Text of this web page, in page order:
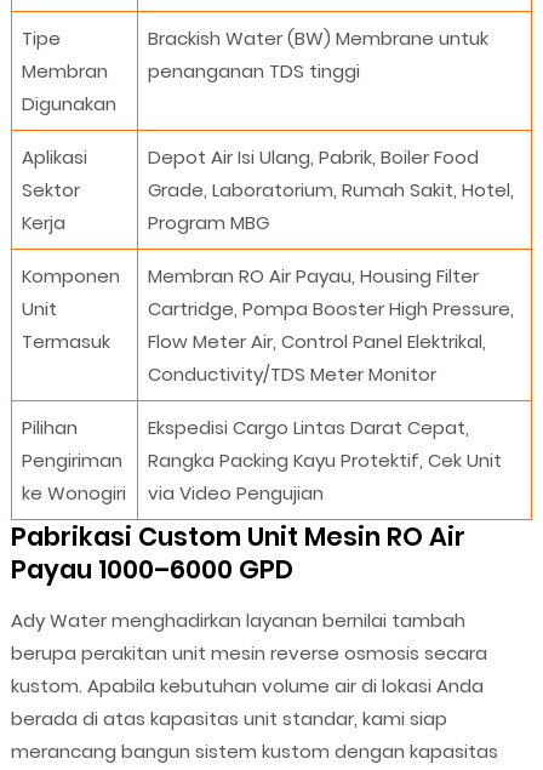
Tipe
Membran
Digunakan
Brackish Water (BW) Membrane untuk
penanganan TDS tinggi
Aplikasi
Sektor
Kerja
Depot Air Isi Ulang, Pabrik, Boiler Food
Grade, Laboratorium, Rumah Sakit, Hotel,
Program MBG
Komponen
Unit
Termasuk
Membran RO Air Payau, Housing Filter
Cartridge, Pompa Booster High Pressure,
Flow Meter Air, Control Panel Elektrikal,
Conductivity/TDS Meter Monitor
Pilihan
Pengiriman
ke Wonogiri
Ekspedisi Cargo Lintas Darat Cepat,
Rangka Packing Kayu Protektif, Cek Unit
via Video Pengujian
Pabrikasi Custom Unit Mesin RO Air
Payau 1000–6000 GPD
Ady Water menghadirkan layanan bernilai tambah
berupa perakitan unit mesin reverse osmosis secara
kustom. Apabila kebutuhan volume air di lokasi Anda
berada di atas kapasitas unit standar, kami siap
merancang bangun sistem kustom dengan kapasitas